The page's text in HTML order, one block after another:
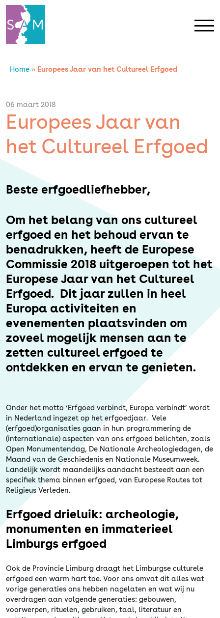
Home
Contact
SAM Limburg
Actueel
Overheid
Erfgoed
Home » Europees Jaar van het Cultureel Erfgoed
06 maart 2018
Europees Jaar van
het Cultureel Erfgoed
Beste erfgoedliefhebber,
Om het belang van ons cultureel
erfgoed en het behoud ervan te
benadrukken, heeft de Europese
Commissie 2018 uitgeroepen tot het
Europese Jaar van het Cultureel
Erfgoed. Dit jaar zullen in heel
Europa activiteiten en
evenementen plaatsvinden om
zoveel mogelijk mensen aan te
zetten cultureel erfgoed te
ontdekken en ervan te genieten.
Onder het motto ‘Erfgoed verbindt, Europa verbindt’ wordt
in Nederland ingezet op het erfgoedjaar. Vele
(erfgoed)organisaties gaan in hun programmering de
(internationale) aspecten van ons erfgoed belichten, zoals
Open Monumentendag, De Nationale Archeologiedagen, de
Maand van de Geschiedenis en Nationale Museumweek.
Landelijk wordt maandelijks aandacht besteedt aan een
specifiek thema binnen erfgoed, van Europese Routes tot
Religieus Verleden.
Erfgoed drieluik: archeologie,
monumenten en immaterieel
Limburgs erfgoed
Ook de Provincie Limburg draagt het Limburgse culturele
erfgoed een warm hart toe. Voor ons omvat dit alles wat
vorige generaties ons hebben nagelaten en wat wij nu
overdragen aan volgende generaties: gebouwen,
voorwerpen, rituelen, gebruiken, taal, literatuur en